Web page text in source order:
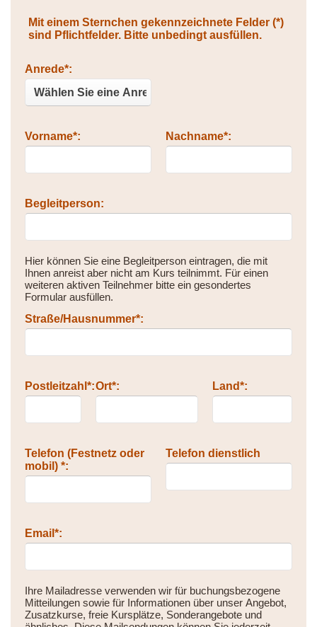
Mit einem Sternchen gekennzeichnete Felder (*)
sind Pflichtfelder. Bitte unbedingt ausfüllen.
Anrede*:
Vorname*: Nachname*:
Begleitperson:
Hier können Sie eine Begleitperson eintragen, die mit
Ihnen anreist aber nicht am Kurs teilnimmt. Für einen
weiteren aktiven Teilnehmer bitte ein gesondertes
Formular ausfüllen.
Straße/Hausnummer*:
Postleitzahl*:Ort*: Land*:
Telefon (Festnetz oder
mobil) *:
Telefon dienstlich
Email*:
Ihre Mailadresse verwenden wir für buchungsbezogene
Mitteilungen sowie für Informationen über unser Angebot,
Zusatzkurse, freie Kursplätze, Sonderangebote und